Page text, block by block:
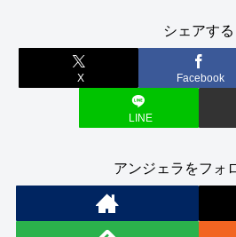
シェアする
X Facebook
LINE
アンジェラをフォ